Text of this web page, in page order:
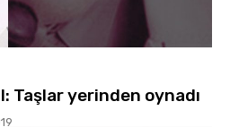
Taşlar yerinden oynadı